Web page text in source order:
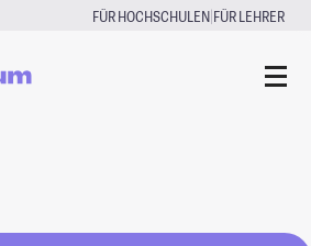
FÜR HOCHSCHULEN|FÜR LEHRER